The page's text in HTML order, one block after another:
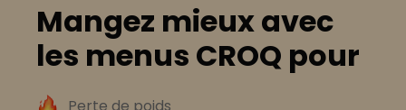
Mangez mieux avec
les menus CROQ pour